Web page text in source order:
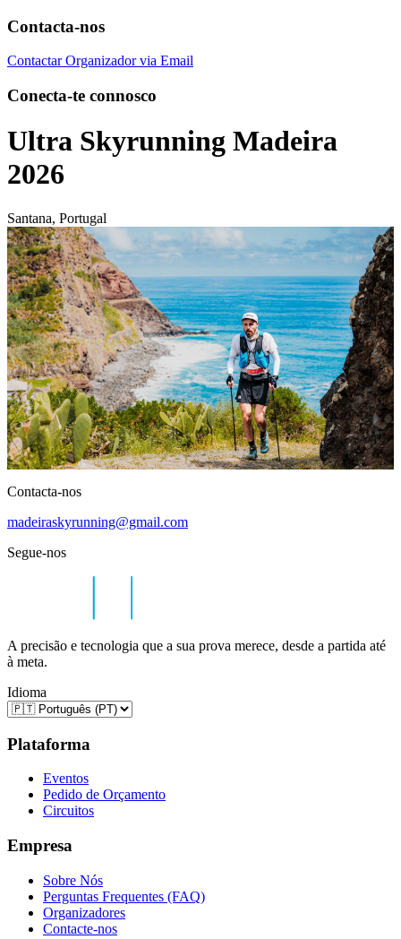
Contacta-nos
Contactar Organizador via Email
Conecta-te connosco
Ultra Skyrunning Madeira
2026
Santana, Portugal
Contacta-nos
madeiraskyrunning@gmail.com
Segue-nos
A precisão e tecnologia que a sua prova merece, desde a partida até
à meta.
Idioma
Plataforma
Eventos
Pedido de Orçamento
Circuitos
Empresa
Sobre Nós
Perguntas Frequentes (FAQ)
Organizadores
Contacte-nos